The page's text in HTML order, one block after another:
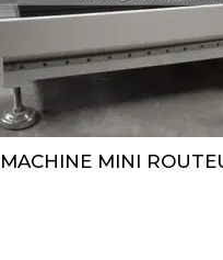
MACHINE MINI